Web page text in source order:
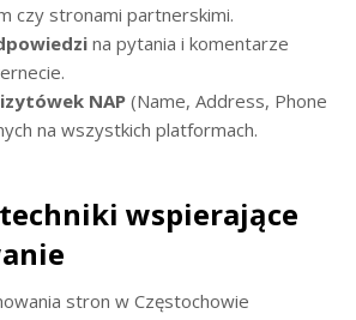
czy stronami partnerskimi.
na pytania i komentarze
NAP (Name, Address, Phone
na wszystkich platformach.
wspierające
stron w Częstochowie